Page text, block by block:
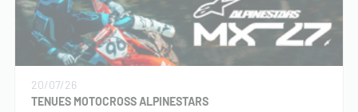
20/07/26
TENUES MOTOCROSS ALPINESTARS